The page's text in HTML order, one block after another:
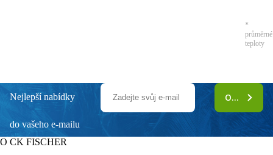
*
průměrné
teploty
Nejlepší nabídky
do vašeho e-mailu
ODEBÍRAT
O CK FISCHER